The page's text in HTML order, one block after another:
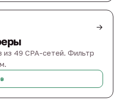
→
49 CPA-сетей. Фильтр